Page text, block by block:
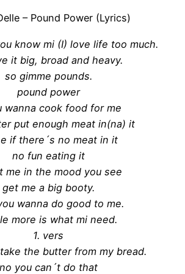
– Pound Power (Lyrics)
know mi (I) love life too much.
it big, broad and heavy.
so gimme pounds.
pound power
wanna cook food for me
put enough meat in(na) it
if there´s no meat in it
no fun eating it
me in the mood you see
get me a big booty.
wanna do good to me.
more is what mi need.
1. vers
the butter from my bread.
no you can´t do that